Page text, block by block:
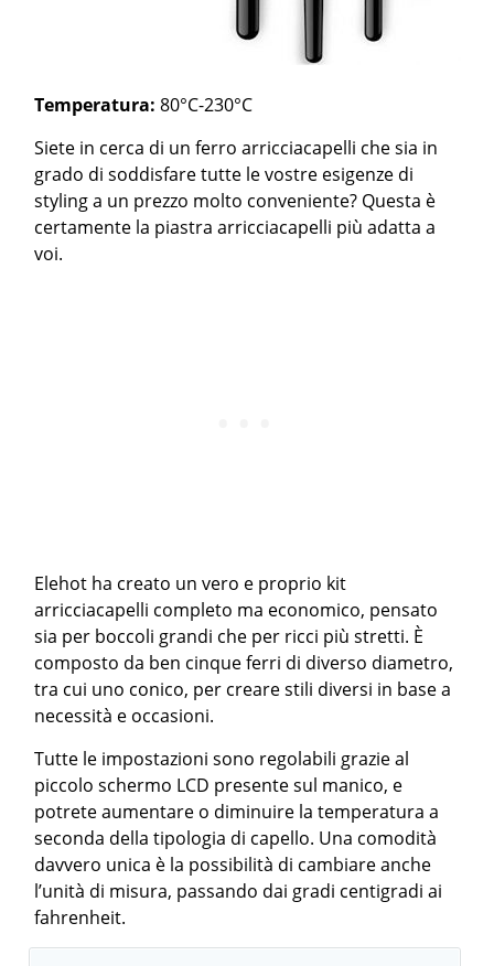
Temperatura: 80°C-230°C
Siete in cerca di un ferro arricciacapelli che sia in
grado di soddisfare tutte le vostre esigenze di
styling a un prezzo molto conveniente? Questa è
certamente la piastra arricciacapelli più adatta a
voi.
Elehot ha creato un vero e proprio kit
arricciacapelli completo ma economico, pensato
sia per boccoli grandi che per ricci più stretti. È
composto da ben cinque ferri di diverso diametro,
tra cui uno conico, per creare stili diversi in base a
necessità e occasioni.
Tutte le impostazioni sono regolabili grazie al
piccolo schermo LCD presente sul manico, e
potrete aumentare o diminuire la temperatura a
seconda della tipologia di capello. Una comodità
davvero unica è la possibilità di cambiare anche
l’unità di misura, passando dai gradi centigradi ai
fahrenheit.